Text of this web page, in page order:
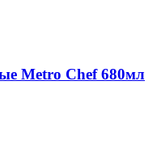
Metro Chef 680мл